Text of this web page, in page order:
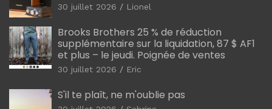
30 juillet 2026 Lionel
Brooks Brothers 25 % de réduction
supplémentaire sur la liquidation, 87 $ AF1
et plus – le jeudi. Poignée de ventes
30 juillet 2026 Eric
S'il te plaît, ne m'oublie pas